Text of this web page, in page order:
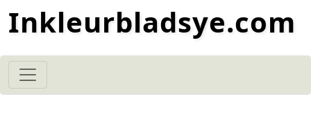
Inkleurbladsye.com